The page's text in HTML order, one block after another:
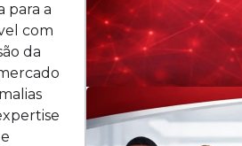
para a
com
da